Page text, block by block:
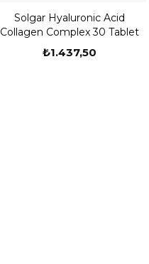
Solgar Hyaluronic Acid
Collagen Complex 30 Tablet
₺1.437,50